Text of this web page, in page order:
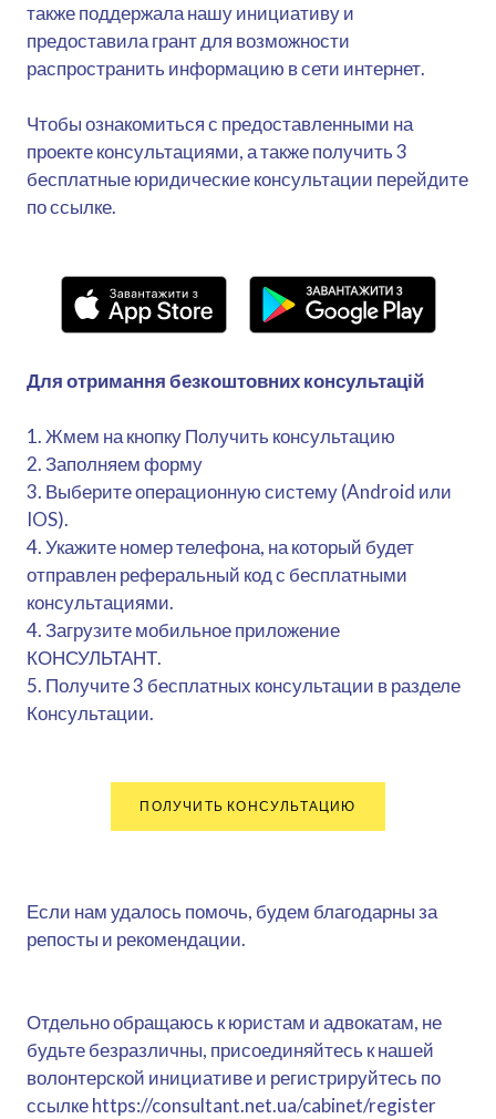
также поддержала нашу инициативу и
предоставила грант для возможности
распространить информацию в сети интернет.
Чтобы ознакомиться с предоставленными на
проекте консультациями, а также получить 3
бесплатные юридические консультации перейдите
по ссылке.
Для отримання безкоштовних консультацій
1. Жмем на кнопку Получить консультацию
2. Заполняем форму
3. Выберите операционную систему (Android или
IOS).
4. Укажите номер телефона, на который будет
отправлен реферальный код с бесплатными
консультациями.
4. Загрузите мобильное приложение
КОНСУЛЬТАНТ.
5. Получите 3 бесплатных консультации в разделе
Консультации.
ПОЛУЧИТЬ КОНСУЛЬТАЦИЮ
Если нам удалось помочь, будем благодарны за
репосты и рекомендации.
Отдельно обращаюсь к юристам и адвокатам, не
будьте безразличны, присоединяйтесь к нашей
волонтерской инициативе и регистрируйтесь по
ссылке https://consultant.net.ua/cabinet/register